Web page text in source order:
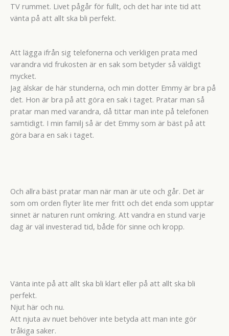
TV rummet. Livet pågår för fullt, och det har inte tid att
vänta på att allt ska bli perfekt.
Att lägga ifrån sig telefonerna och verkligen prata med
varandra vid frukosten är en sak som betyder så väldigt
mycket.
Jag älskar de här stunderna, och min dotter Emmy är bra på
det. Hon är bra på att göra en sak i taget. Pratar man så
pratar man med varandra, då tittar man inte på telefonen
samtidigt. I min familj så är det Emmy som är bäst på att
göra bara en sak i taget.
Och allra bäst pratar man när man är ute och går. Det är
som om orden flyter lite mer fritt och det enda som upptar
sinnet är naturen runt omkring. Att vandra en stund varje
dag är väl investerad tid, både för sinne och kropp.
Vänta inte på att allt ska bli klart eller på att allt ska bli
perfekt.
Njut här och nu.
Att njuta av nuet behöver inte betyda att man inte gör
tråkiga saker.